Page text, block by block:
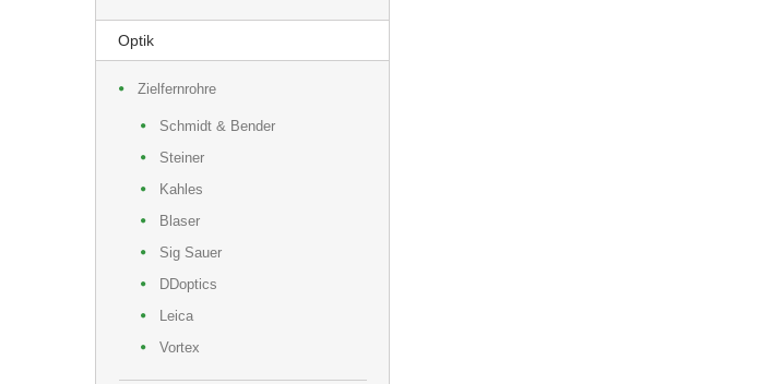
Optik
Zielfernrohre
Schmidt & Bender
Steiner
Kahles
Blaser
Sig Sauer
DDoptics
Leica
Vortex